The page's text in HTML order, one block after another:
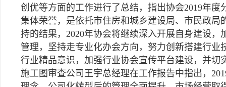
创优等方面的工作进行了总结，指出协会2019年
集体荣誉，是依托市住房和城乡建设局、市民政
持的结果，2020年协会将继续深入开展自身建设
管理，坚持走专业化办会方向，努力创新搭建行
行业精品意识，加强行业协会宣传平台建设，并
施工图审查公司王宇总经理在工作报告中指出，